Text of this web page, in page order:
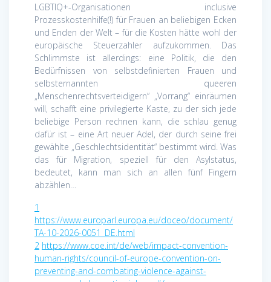
LGBTIQ+-Organisationen inclusive
Prozesskostenhilfe(!) für Frauen an beliebigen Ecken
und Enden der Welt – für die Kosten hätte wohl der
europäische Steuerzahler aufzukommen. Das
Schlimmste ist allerdings: eine Politik, die den
Bedürfnissen von selbstdefinierten Frauen und
selbsternannten queeren
„Menschenrechtsverteidigern“ „Vorrang“ einräumen
will, schafft eine privilegierte Kaste, zu der sich jede
beliebige Person rechnen kann, die schlau genug
dafür ist – eine Art neuer Adel, der durch seine frei
gewählte „Geschlechtsidentität“ bestimmt wird. Was
das für Migration, speziell für den Asylstatus,
bedeutet, kann man sich an allen fünf Fingern
abzählen…
1
https://www.europarl.europa.eu/doceo/document/
TA-10-2026-0051_DE.html
2 https://www.coe.int/de/web/impact-convention-
human-rights/council-of-europe-convention-on-
preventing-and-combating-violence-against-